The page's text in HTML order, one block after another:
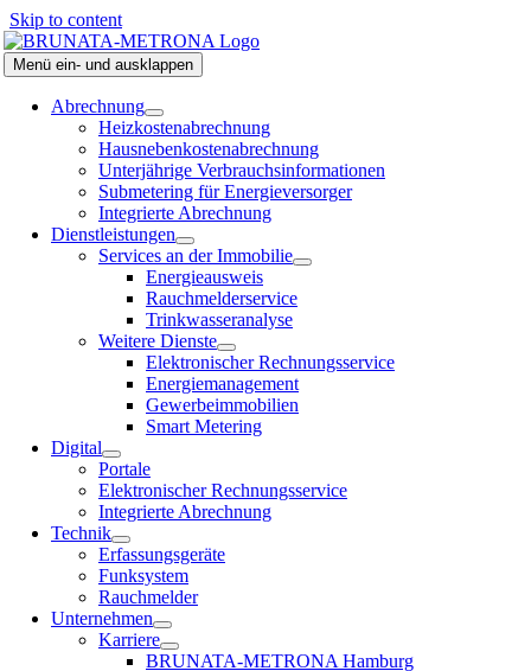
Skip to content
Menü ein- und ausklappen
Abrechnung
Heizkostenabrechnung
Hausnebenkostenabrechnung
Unterjährige Verbrauchsinformationen
Submetering für Energieversorger
Integrierte Abrechnung
Dienstleistungen
Services an der Immobilie
Energieausweis
Rauchmelderservice
Trinkwasseranalyse
Weitere Dienste
Elektronischer Rechnungsservice
Energiemanagement
Gewerbeimmobilien
Smart Metering
Digital
Portale
Elektronischer Rechnungsservice
Integrierte Abrechnung
Technik
Erfassungsgeräte
Funksystem
Rauchmelder
Unternehmen
Karriere
BRUNATA-METRONA Hamburg